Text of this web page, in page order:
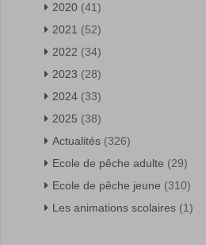
2020 (41)
2021 (52)
2022 (34)
2023 (28)
2024 (33)
2025 (38)
Actualités (326)
Ecole de pêche adulte (29)
Ecole de pêche jeune (310)
Les animations scolaires (1)